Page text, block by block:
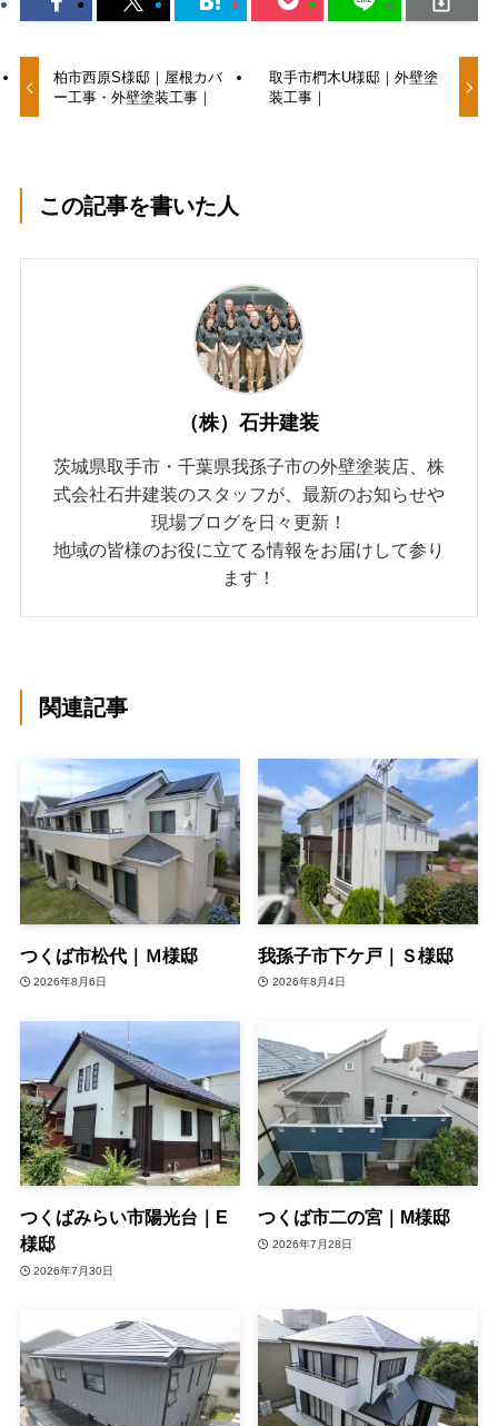
柏市西原S様邸｜屋根カバ
ー工事・外壁塗装工事｜
取手市椚木U様邸｜外壁塗
装工事｜
この記事を書いた人
（株）石井建装
茨城県取手市・千葉県我孫子市の外壁塗装店、株
式会社石井建装のスタッフが、最新のお知らせや
現場ブログを日々更新！
地域の皆様のお役に立てる情報をお届けして参り
ます！
関連記事
つくば市松代｜Ｍ様邸
2026年8月6日
我孫子市下ケ戸｜Ｓ様邸
2026年8月4日
つくばみらい市陽光台｜E
様邸
2026年7月30日
つくば市二の宮｜M様邸
2026年7月28日